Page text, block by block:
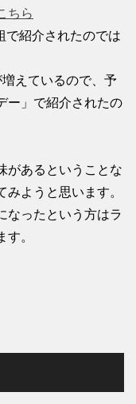
ちら
で紹介されたのでは
えているので、予
ー」で紹介されたの
があるということな
ようと思います。
なったという方はラ
。